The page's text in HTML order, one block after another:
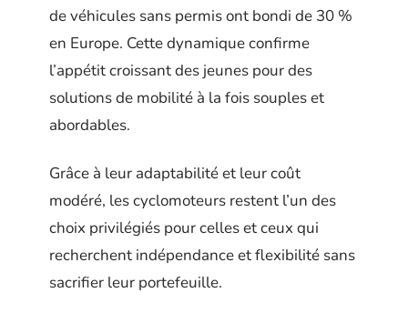
de véhicules sans permis ont bondi de 30 %
en Europe. Cette dynamique confirme
l’appétit croissant des jeunes pour des
solutions de mobilité à la fois souples et
abordables.
Grâce à leur adaptabilité et leur coût
modéré, les cyclomoteurs restent l’un des
choix privilégiés pour celles et ceux qui
recherchent indépendance et flexibilité sans
sacrifier leur portefeuille.